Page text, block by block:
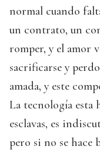
normal cuando
un contrato, un
romper, y el amor
sacrificarse y
amada, y este
La tecnología esta
esclavas, es
pero si no se hace